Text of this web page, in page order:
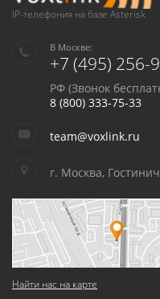
данныхи
IP-телефония на базе Asterisk
В Москве:
+7 (495) 256-
РФ (Звонок
8 (800) 333-75-33
team@voxlink.ru
г. Москва,
Найти нас на карте